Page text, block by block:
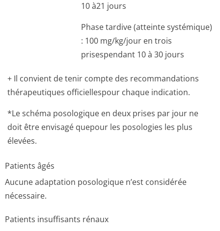
10 à21 jours
Phase tardive (atteinte systémique)
: 100 mg/kg/jour en trois
prisespendant 10 à 30 jours
+ Il convient de tenir compte des recommandations
thérapeutiques officiellespour chaque indication.
*Le schéma posologique en deux prises par jour ne
doit être envisagé quepour les posologies les plus
élevées.
Patients âgés
Aucune adaptation posologique n’est considérée
nécessaire.
Patients insuffisants rénaux